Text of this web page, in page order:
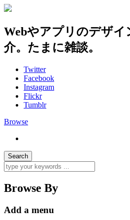
Webやアプリのデザ
介。たまに雑談。
Twitter
Facebook
Instagram
Flickr
Tumblr
Browse
Browse By
Add a menu